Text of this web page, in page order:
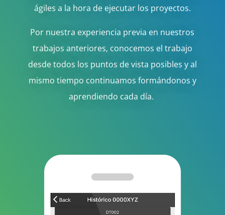
ágiles a la hora de ejecutar los proyectos.
Por nuestra experiencia previa en nuestros
trabajos anteriores, conocemos el trabajo
desde todos los puntos de vista posibles y al
mismo tiempo continuamos formándonos y
aprendiendo cada día.